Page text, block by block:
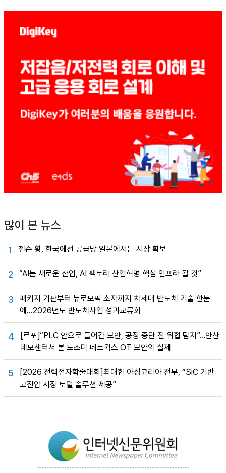
많이 본 뉴스
1 젠슨 황, 한국에선 공급망 일본에서는 시장 확보
2 “AI는 새로운 산업, AI 팩토리 산업혁명 핵심 인프라 될 것”
3
패키지 기판부터 뉴로모픽 소자까지 차세대 반도체 기술 한눈
에…2026년도 반도체사업 성과교류회
4
[르포]“PLC 안으로 들어간 보안, 공정 중단 전 위협 탐지”…안산
데모센터서 본 노조미 네트웍스 OT 보안의 실제
5
[2026 전력전자학술대회]최대한 아성코리아 전무, “SiC 기반
고전압 시장 토털 솔루션 제공”